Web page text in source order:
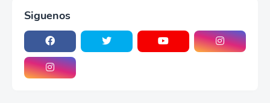
Siguenos